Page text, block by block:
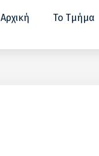
Αρχική Το Τμήμα